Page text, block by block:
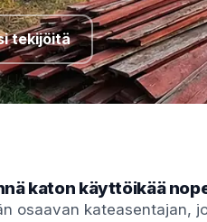
tekijöitä
katon käyttöikää
osaavan kateasentajan,